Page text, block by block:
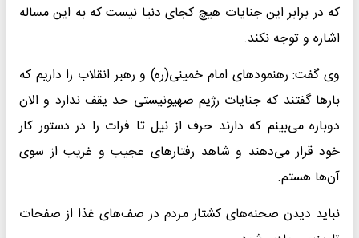
که در برابر این جنایات هیچ کجای دنیا نیست که به این مساله
اشاره و توجه نکند.
وی گفت: رهنمودهای امام خمینی(ره) و رهبر انقلاب را داریم که
بارها گفتند که جنایات رژیم صهیونیستی حد یقف ندارد و الان
دوباره می‌بینم که دارند حرف از نیل تا فرات را در دستور کار
خود قرار می‌دهند و شاهد رفتارهای عجیب و غریب از سوی
آن‌ها هستم.
نباید دیدن صحنه‌های کشتار مردم در صف‌های غذا از صفحات